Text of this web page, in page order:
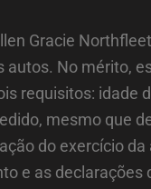
Gracie
autos. No mérito,
requisitos: idade
mesmo que
do exercício
e as